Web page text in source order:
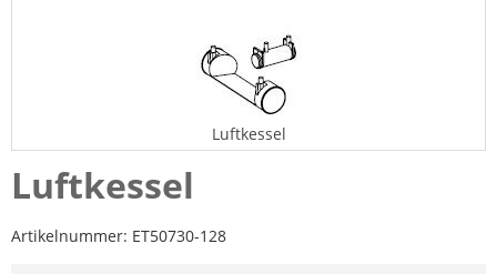
Luftkessel
Luftkessel
Artikelnummer: ET50730-128